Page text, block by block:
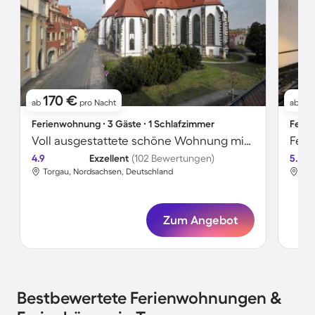
ab 170 € pro Nacht
Ferienwohnung ∙ 3 Gäste ∙ 1 Schlafzimmer
Voll ausgestattete schöne Wohnung mit Terrasse | Stadtblick
4.9 Exzellent (102 Bewertungen)
Torgau, Nordsachsen, Deutschland
Zum Angebot
ab
5.0
Bestbewertete Ferienwohnungen &